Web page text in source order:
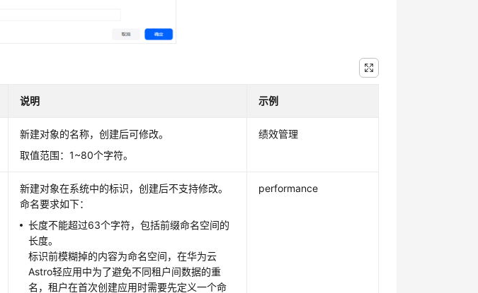
说明 示例
新建对象的名称，创建后可修改。
取值范围：1~80个字符。
绩效管理
新建对象在系统中的标识，创建后不支持修改。
命名要求如下：
长度不能超过63个字符，包括前缀命名空间的
长度。
标识前模糊掉的内容为命名空间，在华为云
Astro轻应用中为了避免不同租户间数据的重
名，租户在首次创建应用时需要先定义一个命
performance